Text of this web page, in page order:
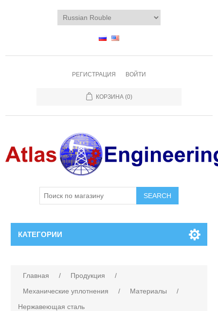
РЕГИСТРАЦИЯ ВОЙТИ
КОРЗИНА (0)
КАТЕГОРИИ
Главная / Продукция
/
Механические уплотнения
/ Материалы
/
Нержавеющая сталь